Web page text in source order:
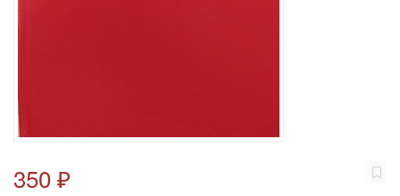
350 ₽